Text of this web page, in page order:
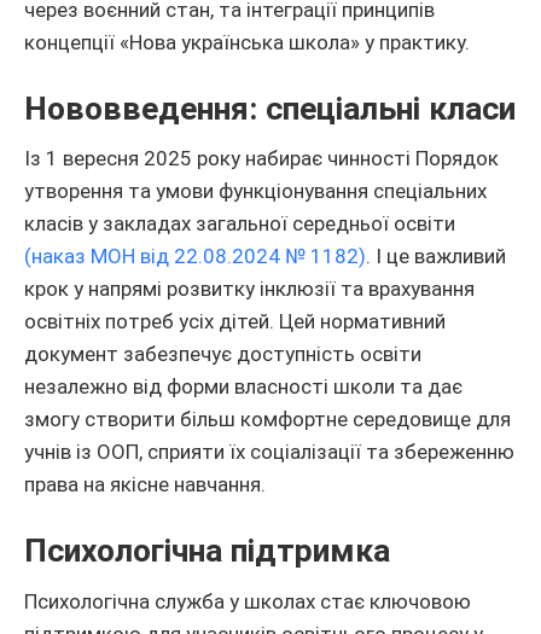
через воєнний стан, та інтеграції принципів
концепції «Нова українська школа» у практику.
Нововведення: спеціальні класи
Із 1 вересня 2025 року набирає чинності Порядок
утворення та умови функціонування спеціальних
класів у закладах загальної середньої освіти
(наказ МОН від 22.08.2024 № 1182). І це важливий
крок у напрямі розвитку інклюзії та врахування
освітніх потреб усіх дітей. Цей нормативний
документ забезпечує доступність освіти
незалежно від форми власності школи та дає
змогу створити більш комфортне середовище для
учнів із ООП, сприяти їх соціалізації та збереженню
права на якісне навчання.
Психологічна підтримка
Психологічна служба у школах стає ключовою